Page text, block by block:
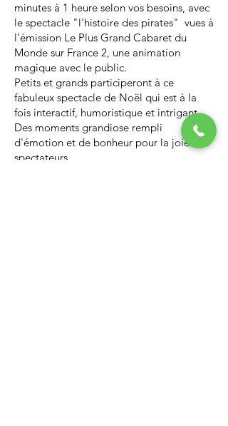
minutes à 1 heure selon vos besoins, avec
le spectacle "l'histoire des pirates" vues à
l’émission Le Plus Grand Cabaret du
Monde sur France 2, une animation
magique avec le public.
Petits et grands participeront à ce
fabuleux spectacle de Noël qui est à la
fois interactif, humoristique et intrigant.
Des moments grandiose rempli
d'émotion et de bonheur pour la joie des
spectateurs.